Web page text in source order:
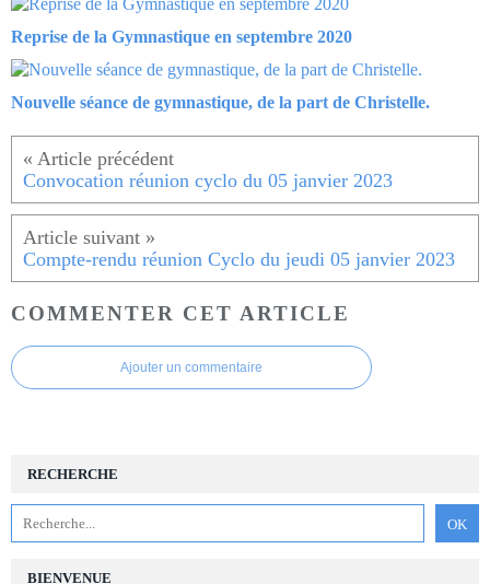
Reprise de la Gymnastique en septembre 2020
Nouvelle séance de gymnastique, de la part de Christelle.
Convocation réunion cyclo du 05 janvier 2023
Compte-rendu réunion Cyclo du jeudi 05 janvier 2023
COMMENTER CET ARTICLE
Ajouter un commentaire
RECHERCHE
BIENVENUE